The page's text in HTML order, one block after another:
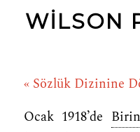
WILSON
« Sözlük Dizinine
Ocak 1918’de